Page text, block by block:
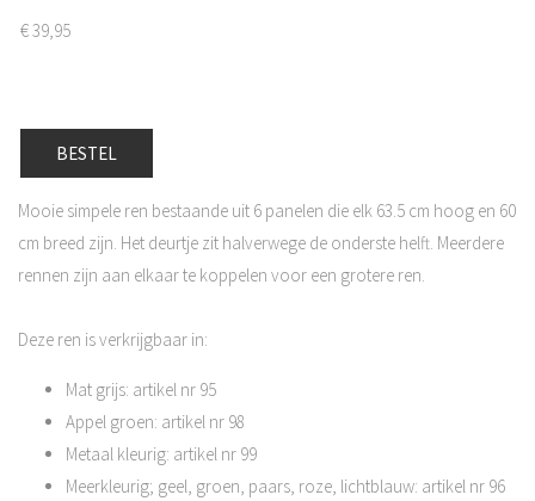
€39,95
BESTEL
Mooie simpele ren bestaande uit 6 panelen die elk 63.5 cm hoog en 60
cm breed zijn. Het deurtje zit halverwege de onderste helft. Meerdere
rennen zijn aan elkaar te koppelen voor een grotere ren.
Deze ren is verkrijgbaar in:
Mat grijs: artikel nr 95
Appel groen: artikel nr 98
Metaal kleurig: artikel nr 99
Meerkleurig; geel, groen, paars, roze, lichtblauw: artikel nr 96